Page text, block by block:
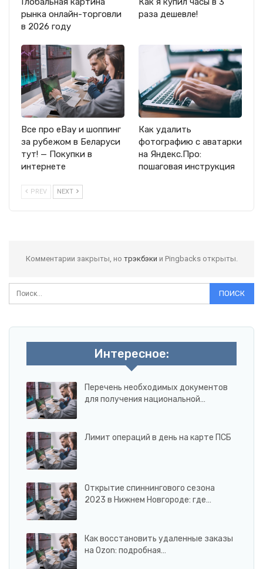
рынка онлайн-торговли
в 2026 году
раза дешевле!
Все про eBay и шоппинг
за рубежом в Беларуси
тут! — Покупки в
интернете
Как удалить
фотографию с аватарки
на Яндекс.Про:
пошаговая инструкция
PREV NEXT
Комментарии закрыты, но трэкбэки и Pingbacks открыты.
Интересное:
Перечень необходимых документов
для получения национальной…
Лимит операций в день на карте ПСБ
Открытие спиннингового сезона
2023 в Нижнем Новгороде: где…
Как восстановить удаленные заказы
на Ozon: подробная…